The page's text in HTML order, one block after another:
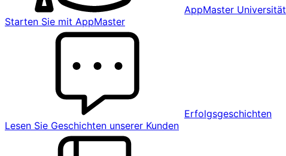
AppMaster Universität
Starten Sie mit AppMaster
Erfolgsgeschichten
Lesen Sie Geschichten unserer Kunden